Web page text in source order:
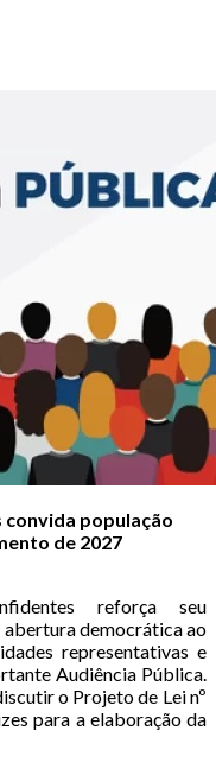
convida população
de 2027
reforça seu
abertura democrática ao
representativas e
Audiência Pública.
o Projeto de Lei nº
para a elaboração da